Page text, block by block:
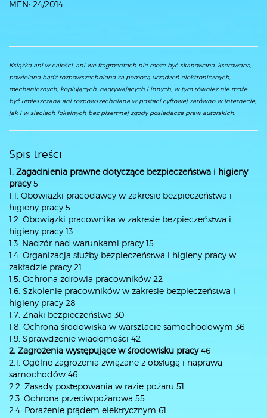
MEN: 24/2014
Książka ani w całości, ani we fragmentach nie może być skanowana, kserowana,
powielana bądź rozpowszechniana za pomocą urządzeń elektronicznych,
mechanicznych, kopiujących, nagrywających i innych, w tym również nie może
być umieszczana ani rozpowszechniana w postaci cyfrowej zarówno w Internecie,
jak i w sieciach lokalnych bez pisemnej zgody posiadacza praw autorskich.
Spis treści
1. Zagadnienia prawne dotyczące bezpieczeństwa i higieny
pracy5
1.1. Obowiązki pracodawcy w zakresie bezpieczeństwa i
higieny pracy 5
1.2. Obowiązki pracownika w zakresie bezpieczeństwa i
higieny pracy 13
1.3. Nadzór nad warunkami pracy 15
1.4. Organizacja służby bezpieczeństwa i higieny pracy w
zakładzie pracy 21
1.5. Ochrona zdrowia pracowników 22
1.6. Szkolenie pracowników w zakresie bezpieczeństwa i
higieny pracy 28
1.7. Znaki bezpieczeństwa 30
1.8. Ochrona środowiska w warsztacie samochodowym 36
1.9. Sprawdzenie wiadomości 42
2. Zagrożenia występujące w środowisku pracy46
2.1. Ogólne zagrożenia związane z obsługą i naprawą
samochodów 46
2.2. Zasady postępowania w razie pożaru 51
2.3. Ochrona przeciwpożarowa 55
2.4. Porażenie prądem elektrycznym 61